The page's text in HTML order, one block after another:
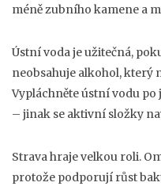
méně zubního kamene a
Ústní voda je užitečná,
neobsahuje alkohol, který
Vypláchněte ústní vodu po
– jinak se aktivní složky
Strava hraje velkou roli.
protože podporují růst